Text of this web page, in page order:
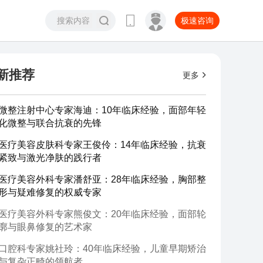
极速咨询
推荐 更多
整注射中心专家海迪：10年临床经验，面部年轻
微整与联合抗衰的先锋
疗美容皮肤科专家王俊伶：14年临床经验，抗衰
致与激光净肤的践行者
疗美容外科专家潘舒亚：28年临床经验，胸部整
与疑难修复的权威专家
疗美容外科专家熊俊文：20年临床经验，面部轮
与眼鼻修复的艺术家
腔科专家姚社玲：40年临床经验，儿童早期矫治